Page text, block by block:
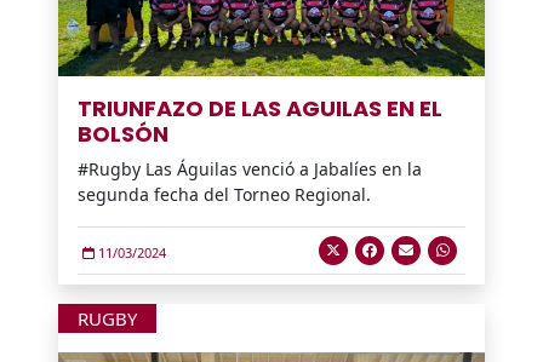
TRIUNFAZO DE LAS AGUILAS EN EL
BOLSÓN
#Rugby Las Águilas venció a Jabalíes en la
segunda fecha del Torneo Regional.
11/03/2024
RUGBY